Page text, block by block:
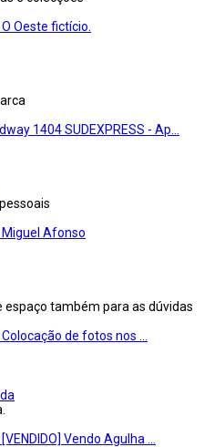
O Oeste fictício.
1404 SUDEXPRESS - Ap...
Miguel Afonso
também para as dúvidas
Colocação de fotos nos ...
[VENDIDO] Vendo Agulha ...